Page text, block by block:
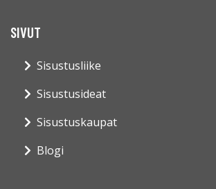
SIVUT
Sisustusliike
Sisustusideat
Sisustuskaupat
Blogi